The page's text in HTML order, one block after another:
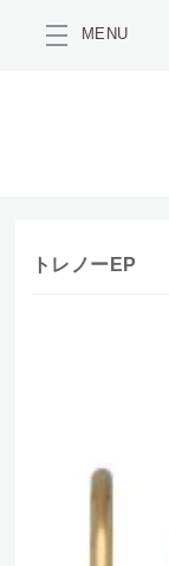
MENU
トレノーEP